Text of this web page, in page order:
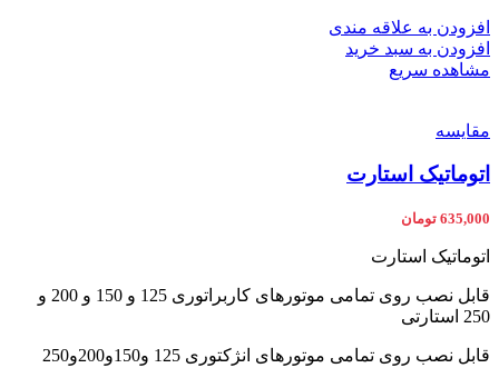
افزودن به علاقه مندی
افزودن به سبد خرید
مشاهده سریع
مقایسه
اتوماتیک استارت
635,000 تومان
اتوماتیک استارت
قابل نصب روی تمامی موتورهای کاربراتوری 125 و 150 و 200 و
250 استارتی
قابل نصب روی تمامی موتورهای انژکتوری 125 و150و200و250